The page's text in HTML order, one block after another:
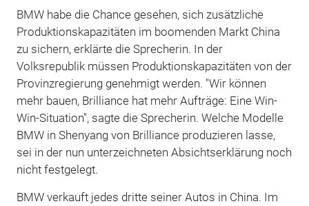
BMW habe die Chance gesehen, sich zusätzliche
Produktionskapazitäten im boomenden Markt China
zu sichern, erklärte die Sprecherin. In der
Volksrepublik müssen Produktionskapazitäten von der
Provinzregierung genehmigt werden. "Wir können
mehr bauen, Brilliance hat mehr Aufträge: Eine Win-
Win-Situation", sagte die Sprecherin. Welche Modelle
BMW in Shenyang von Brilliance produzieren lasse,
sei in der nun unterzeichneten Absichtserklärung noch
nicht festgelegt.
BMW verkauft jedes dritte seiner Autos in China. Im